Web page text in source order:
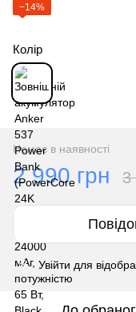
−14%
Колір
Немає в наявності
2 990 грн 3
% Увійти для